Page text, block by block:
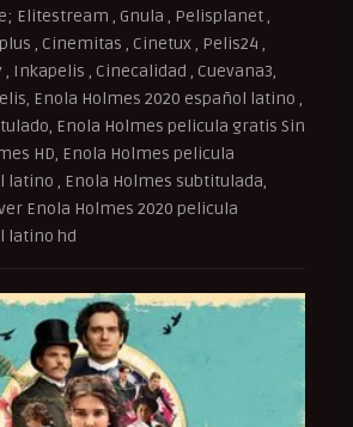
Elitestream , Gnula , Pelisplanet ,
, Cinemitas , Cinetux , Pelis24 ,
Inkapelis , Cinecalidad , Cuevana3,
Enola Holmes 2020 español latino ,
Enola Holmes pelicula gratis Sin
HD, Enola Holmes pelicula
latino , Enola Holmes subtitulada,
Enola Holmes 2020 pelicula
latino hd